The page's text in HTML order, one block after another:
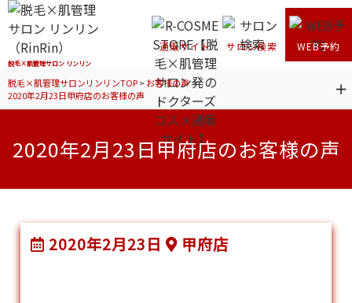
脱毛×肌管理サロン リンリン
通販サイト サロン検索 WEB予約
脱毛×肌管理サロンリンリンTOP>お客様の声>
2020年2月23日甲府店のお客様の声
2020年2月23日甲府店のお客様の声
2020年2月23日 甲府店